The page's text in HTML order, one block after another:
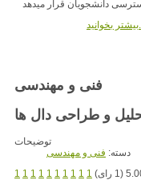
فنی و مهندسی
و طراحی دال ها
توضیحات
دسته: فنی و مهندسی
1 1 1 1 1 1 1 1 1 1